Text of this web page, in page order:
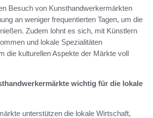
Besuch von Kunsthandwerkermärkten
an weniger frequentierten Tagen, um die
Zudem lohnt es sich, mit Künstlern
und lokale Spezialitäten
die kulturellen Aspekte der Märkte voll
wichtig für die lokale
unterstützen die lokale Wirtschaft,